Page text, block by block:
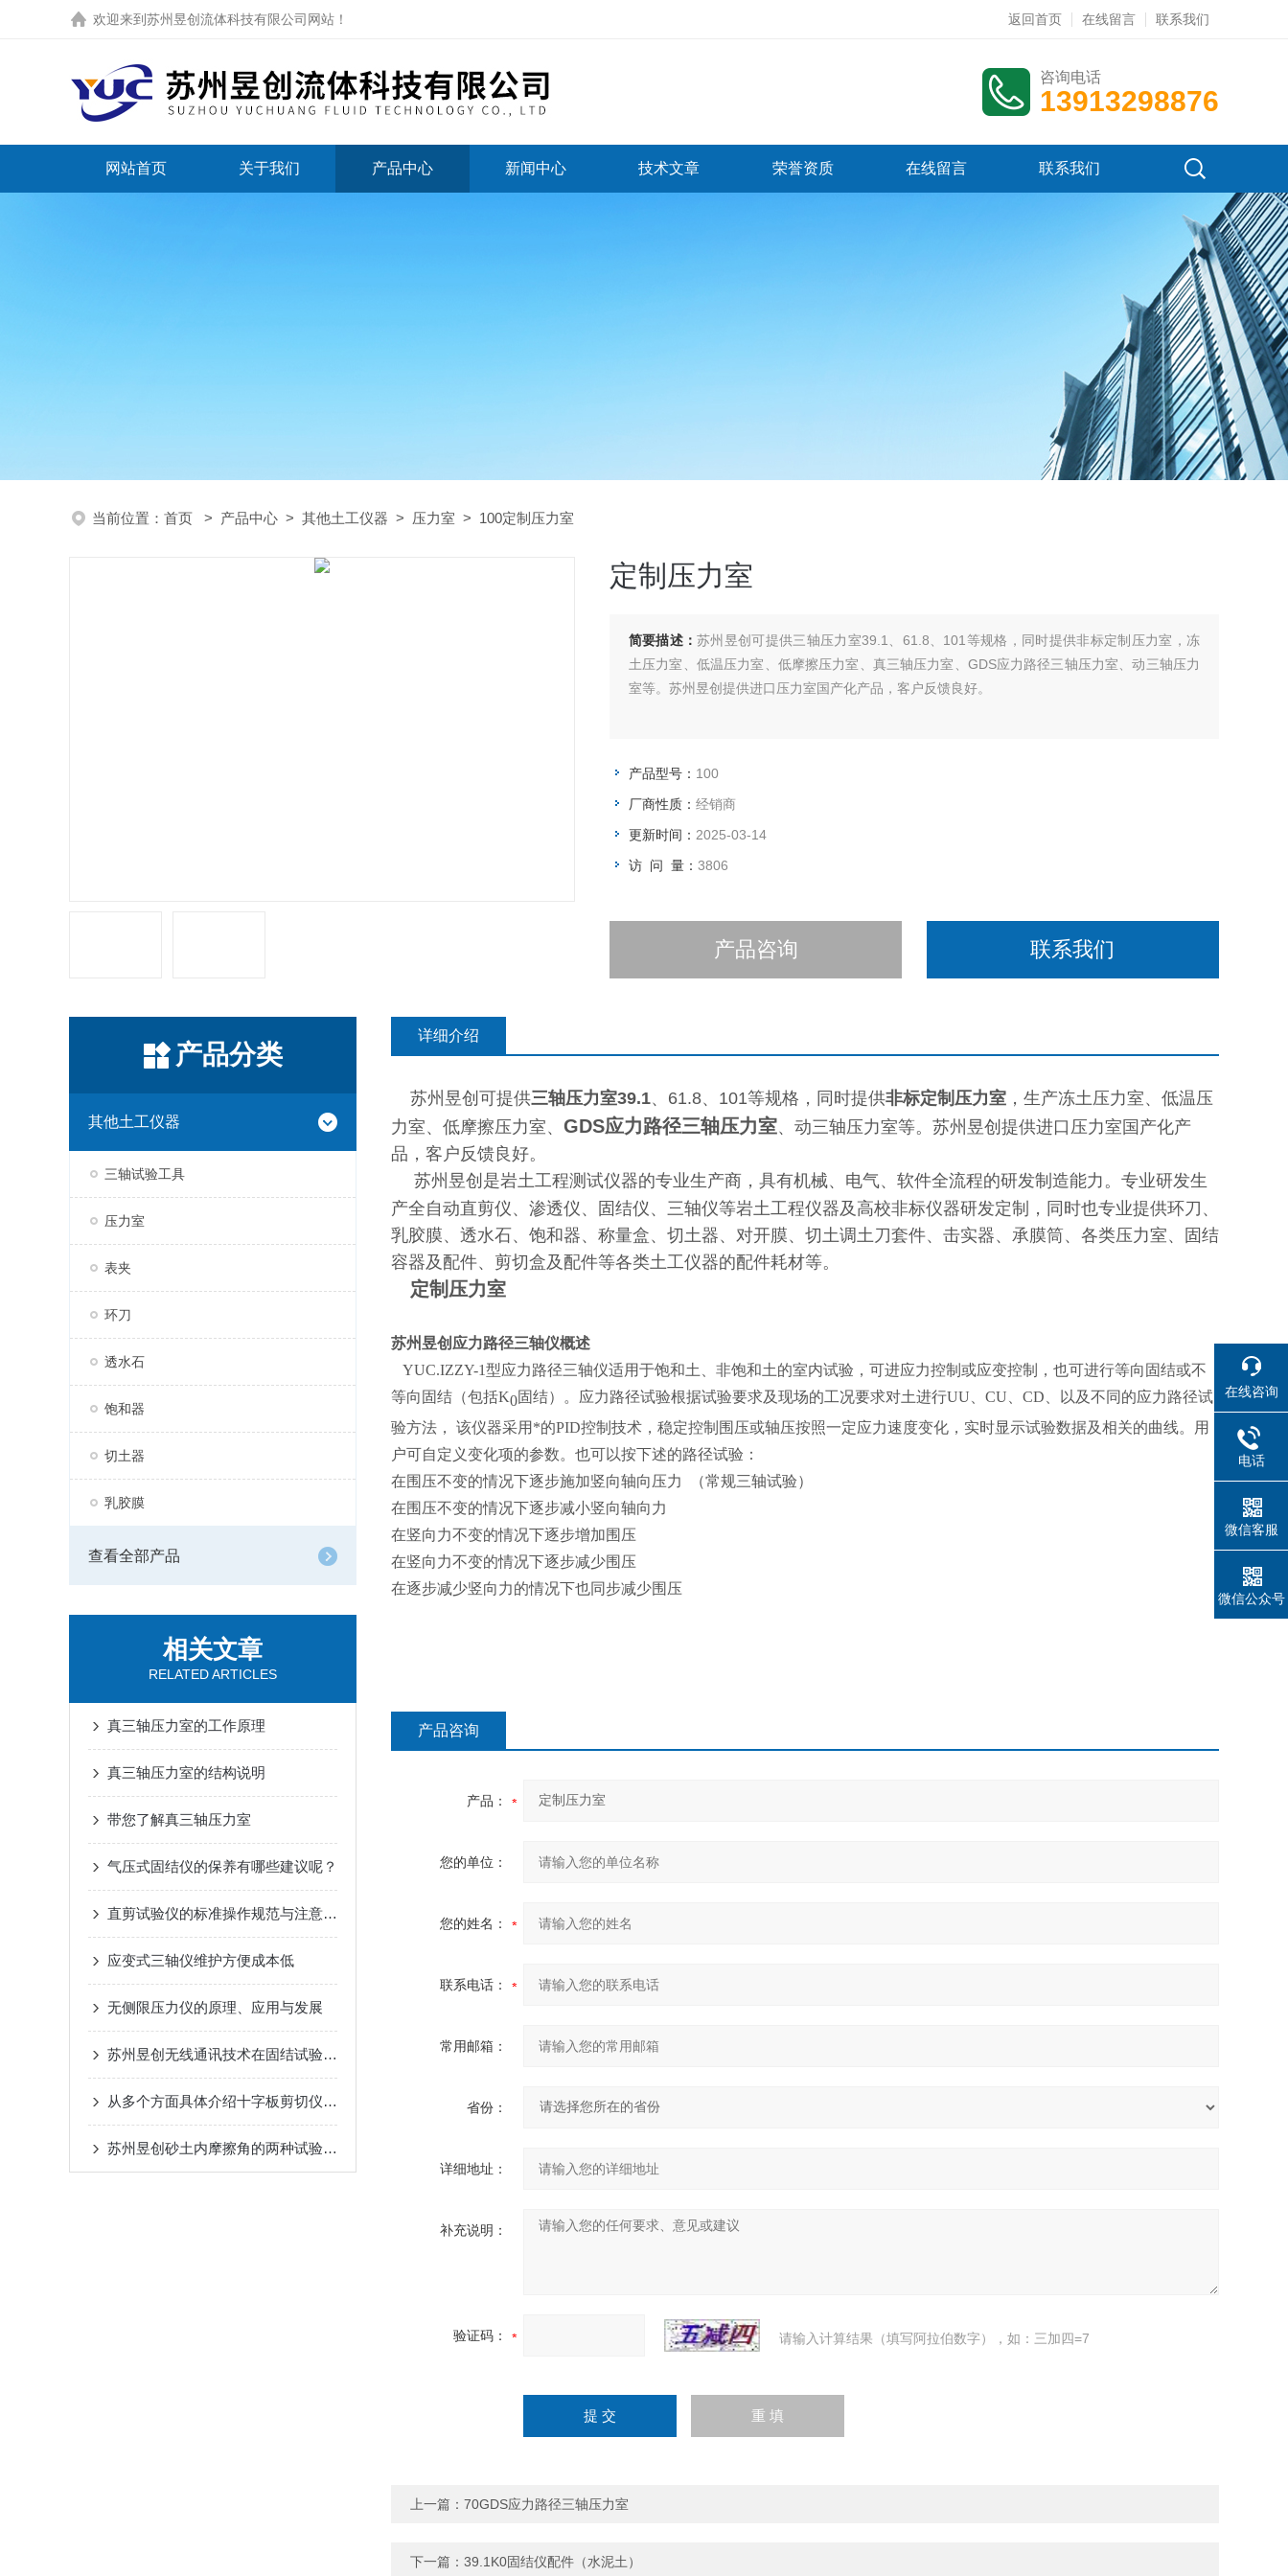
欢迎来到 苏州昱创流体科技有限公司网站 ！ 返回首页 在线留言 联系我们
咨询电话
13913298876
网站首页 关于我们 产品中心 新闻中心 技术文章 荣誉资质 在线留言 联系我们
当前位置： 首页 > 产品中心 > 其他土工仪器 > 压力室 > 100定制压力室
定制压力室
简要描述： 苏州昱创可提供三轴压力室39.1、61.8、101等规格，同时提供非标定制压力室，冻
土压力室、低温压力室、低摩擦压力室、真三轴压力室、GDS应力路径三轴压力室、动三轴压力
室等。苏州昱创提供进口压力室国产化产品，客户反馈良好。
产品型号： 100
厂商性质： 经销商
更新时间： 2025-03-14
访 问 量： 3806
产品咨询 联系我们
产品分类
其他土工仪器
三轴试验工具
压力室
表夹
环刀
透水石
饱和器
切土器
乳胶膜
查看全部产品
相关文章
RELATED ARTICLES
真三轴压力室的工作原理
真三轴压力室的结构说明
带您了解真三轴压力室
气压式固结仪的保养有哪些建议呢？
直剪试验仪的标准操作规范与注意事项
应变式三轴仪维护方便成本低
无侧限压力仪的原理、应用与发展
苏州昱创无线通讯技术在固结试验系统中的应用
从多个方面具体介绍十字板剪切仪主要性能
苏州昱创砂土内摩擦角的两种试验方法对比
详细介绍
苏州昱创可提供三轴压力室39.1、61.8、101等规格，同时提供非标定制压力室 ，生产冻土压力室、低温压
力室、低摩擦压力室、 GDS应力路径三轴压力室、动三轴压力室等。苏州昱创提供进口压力室国产化产
品，客户反馈良好。
苏州昱创是岩土工程测试仪器的专业生产商，具有机械、电气、软件全流程的研发制造能力。专业研发生
产全自动直剪仪、渗透仪、固结仪、三轴仪等岩土工程仪器及高校非标仪器研发定制，同时也专业提供环刀、
乳胶膜、透水石、饱和器、称量盒、切土器、对开膜、切土调土刀套件、击实器、承膜筒、各类压力室、固结
容器及配件、剪切盒及配件等各类土工仪器的配件耗材等。
定制压力室
苏州昱创应力路径三轴仪概述
YUC.IZZY-1型应力路径三轴仪适用于饱和土、非饱和土的室内试验，可进应力控制或应变控制，也可进行等向固结或不
等向固结（包括K0固结）。应力路径试验根据试验要求及现场的工况要求对土进行UU、CU、CD、以及不同的应力路径试
验方法， 该仪器采用*的PID控制技术，稳定控制围压或轴压按照一定应力速度变化，实时显示试验数据及相关的曲线。用
户可自定义变化项的参数。也可以按下述的路径试验：
在围压不变的情况下逐步施加竖向轴向压力 （常规三轴试验）
在围压不变的情况下逐步减小竖向轴向力
在竖向力不变的情况下逐步增加围压
在竖向力不变的情况下逐步减少围压
在逐步减少竖向力的情况下也同步减少围压
产品咨询
产品：
您的单位：
您的姓名：
联系电话：
常用邮箱：
省份：
详细地址：
补充说明：
验证码： 请输入计算结果（填写阿拉伯数字），如：三加四=7
上一篇： 70GDS应力路径三轴压力室
下一篇： 39.1K0固结仪配件（水泥土）
在线咨询
电话
微信客服
微信公众号